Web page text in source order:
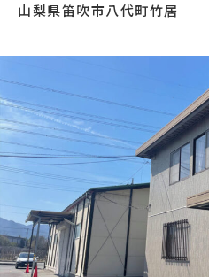
山梨県笛吹市八代町竹居